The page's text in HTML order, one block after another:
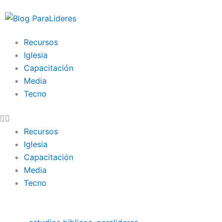
al
Recursos
Iglesia
Capacitación
Media
Tecno
Recursos
Iglesia
Capacitación
Media
Tecno